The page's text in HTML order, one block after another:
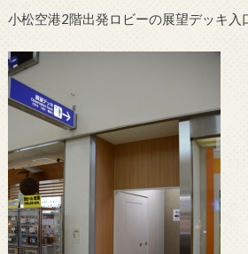
小松空港2階出発ロビーの展望デッキ入